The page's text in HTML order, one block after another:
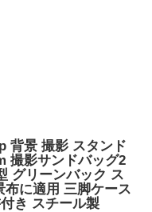
背景 撮影 スタンド
撮影サンドバッグ2
グリーンバック ス
に適用 三脚ケース
き スチール製